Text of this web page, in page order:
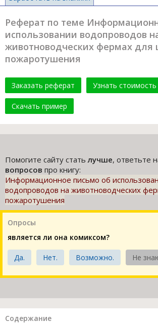
Реферат по теме
использовании водопроводов
животноводческих фермах для
пожаротушения
Заказать реферат Узнать стоимость
Скачать пример
Помогите сайту статьлучше, ответьте
вопросов про книгу:
Информационное письмо об
водопроводов на животноводческих
пожаротушения
Опросы
является ли она комиксом?
Да. Нет. Возможно. Не
Содержание